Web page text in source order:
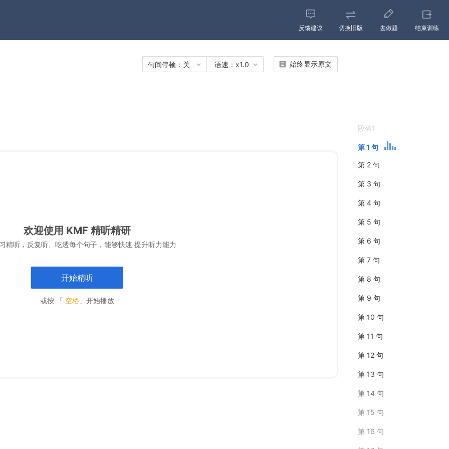
反馈建议 切换旧版 去做题 结束训练
句间停顿： 关 语速： x1.0 始终显示原文
欢迎使用 KMF 精听精研
精听，反复听、吃透每个句子，能够快速 提升听力能力
开始精听
或按 「 空格 」开始播放
段落1
第 1 句
第 2 句
第 3 句
第 4 句
第 5 句
第 6 句
第 7 句
第 8 句
第 9 句
第 10 句
第 11 句
第 12 句
第 13 句
第 14 句
第 15 句
第 16 句